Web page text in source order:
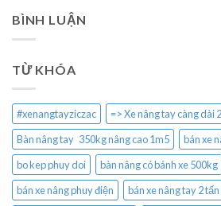
BÌNH LUẬN
TỪ KHÓA
#xenangtayziczac => Xe nâng tay càng dài
Bàn nâng tay 350kg nâng cao 1m5
bán xe
bo kep phuy doi
bàn nâng có bánh xe 500kg
bán xe nâng phuy điện
bán xe nâng tay 2